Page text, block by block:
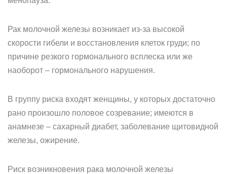
Рак молочной железы возникает из-за высокой
скорости гибели и восстановления клеток груди; по
причине резкого гормонального всплеска или же
наоборот – гормонального нарушения.
В группу риска входят женщины, у которых достаточно
рано произошло половое созревание; имеются в
анамнезе – сахарный диабет, заболевание щитовидной
железы, ожирение.
Риск возникновения рака молочной железы